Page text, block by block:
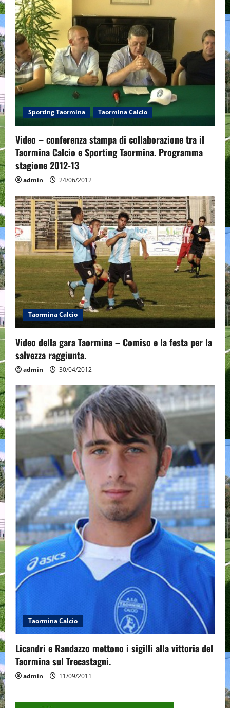
g
a
t
i
o
n
Sporting Taormina Taormina Calcio
Video – conferenza stampa di collaborazione tra il
Taormina Calcio e Sporting Taormina. Programma
stagione 2012-13
admin 24/06/2012
Taormina Calcio
Video della gara Taormina – Comiso e la festa per la
salvezza raggiunta.
admin 30/04/2012
Taormina Calcio
Licandri e Randazzo mettono i sigilli alla vittoria del
Taormina sul Trecastagni.
admin 11/09/2011